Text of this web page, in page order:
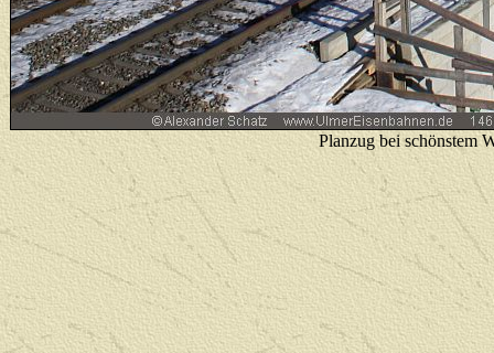
Planzug bei schönstem